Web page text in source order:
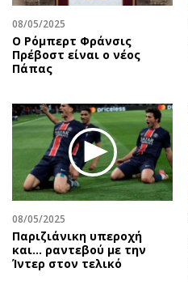
08/05/2025
Ο Ρόμπερτ Φράνσις
Πρέβοστ είναι ο νέος
Πάπας
08/05/2025
Παριζιάνικη υπεροχή
και... ραντεβού με την
Ίντερ στον τελικό